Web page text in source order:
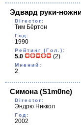
Эдвард руки-
Director:
Тим Бёртон
Год:
1990
Рейтинг (Гол.):
5.0 (2)
Мнений:
2
Симона(S1m0ne)
Director:
Эндрю Никкол
Год:
2002